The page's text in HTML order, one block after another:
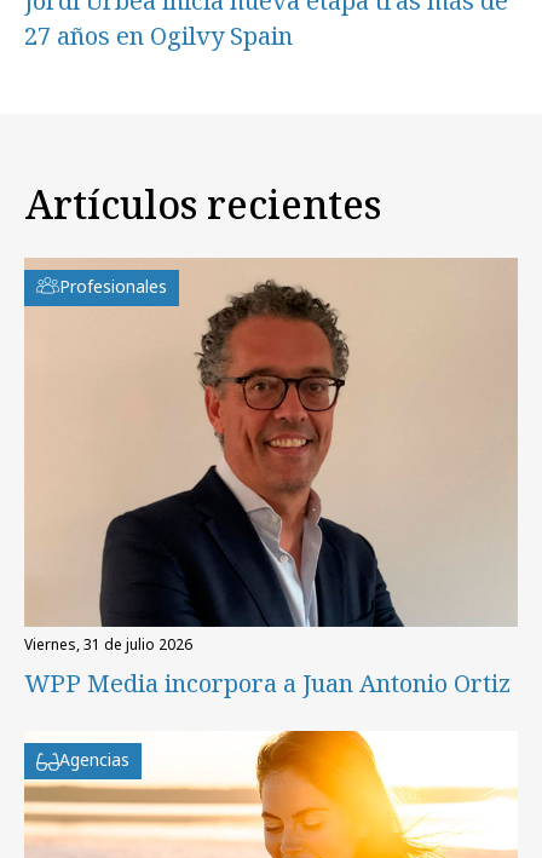
27 años en Ogilvy Spain
Artículos recientes
Profesionales
viernes, 31 de julio 2026
WPP Media incorpora a Juan Antonio Ortiz
Agencias